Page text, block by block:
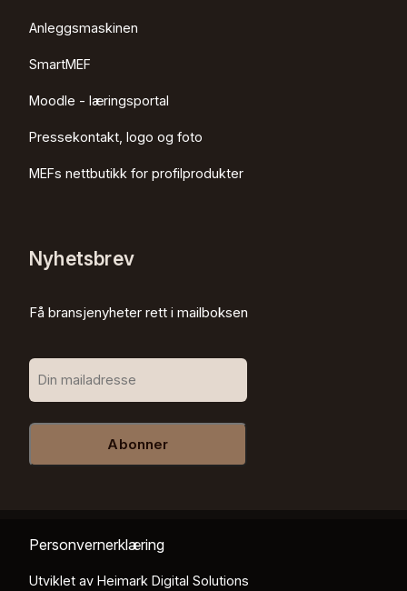
Anleggsmaskinen
SmartMEF
Moodle - læringsportal
Pressekontakt, logo og foto
MEFs nettbutikk for profilprodukter
Nyhetsbrev
Få bransjenyheter rett i mailboksen
Abonner
Personvernerklæring
Utviklet av Heimark Digital Solutions